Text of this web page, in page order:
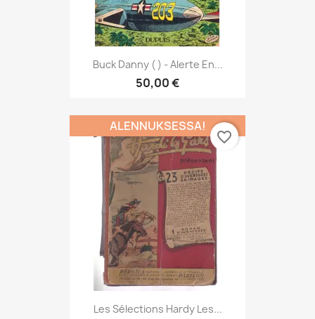
Buck Danny ( ) - Alerte En...
50,00 €
Les Sélections Hardy Les...
ALENNUKSESSA!
favorite_border